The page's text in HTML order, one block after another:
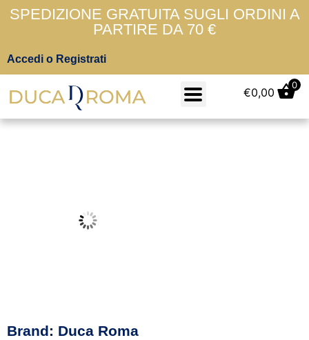
SPEDIZIONE GRATUITA SUGLI ORDINI A
PARTIRE DA 70 €
Accedi o Registrati
€0,00
0
Brand: Duca Roma